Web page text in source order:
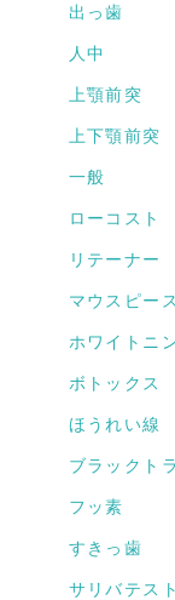
出っ歯
人中
上顎前突
上下顎前突
一般
ローコスト
リテーナー
マウスピー
ホワイトニ
ボトックス
ほうれい線
ブラックト
フッ素
すきっ歯
サリバテスト